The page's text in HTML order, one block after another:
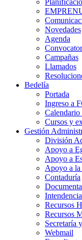
Novedades
Agenda
Campañas
Llamados
Bedelía
Portada
Ingreso a
Calendario
Cursos y
Gestión
División
Apoyo a
Apoyo a
Apoyo a
Contaduría
Intendencia
Recursos
Recursos
Secretaría
Webmail